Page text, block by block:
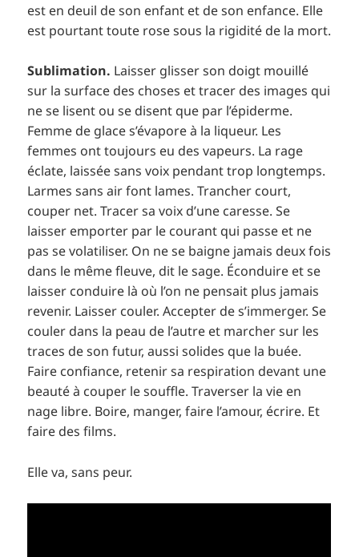
est en deuil de son enfant et de son enfance. Elle
est pourtant toute rose sous la rigidité de la mort.
Sublimation. Laisser glisser son doigt mouillé
sur la surface des choses et tracer des images qui
ne se lisent ou se disent que par l’épiderme.
Femme de glace s’évapore à la liqueur. Les
femmes ont toujours eu des vapeurs. La rage
éclate, laissée sans voix pendant trop longtemps.
Larmes sans air font lames. Trancher court,
couper net. Tracer sa voix d’une caresse. Se
laisser emporter par le courant qui passe et ne
pas se volatiliser. On ne se baigne jamais deux fois
dans le même fleuve, dit le sage. Éconduire et se
laisser conduire là où l’on ne pensait plus jamais
revenir. Laisser couler. Accepter de s’immerger. Se
couler dans la peau de l’autre et marcher sur les
traces de son futur, aussi solides que la buée.
Faire confiance, retenir sa respiration devant une
beauté à couper le souffle. Traverser la vie en
nage libre. Boire, manger, faire l’amour, écrire. Et
faire des films.
Elle va, sans peur.